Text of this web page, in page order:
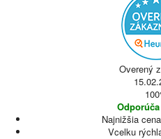
Overený
Najnižšia
Vcelku